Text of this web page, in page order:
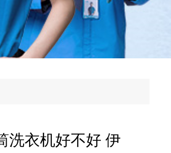
洗衣机好不好 伊